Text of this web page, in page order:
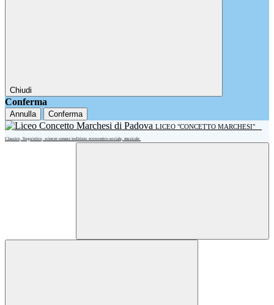
Chiudi
Conferma
Annulla Conferma
LICEO "CONCETTO MARCHESI"
Classico, linguistico, scienze umane indirizzo economico-sociale, musicale